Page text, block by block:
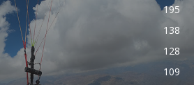
195
138
128
109